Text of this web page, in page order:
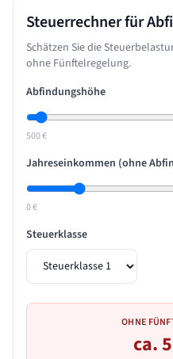
Steuerrechner für
Schätzen Sie die
ohne Fünftelregelung.
Abfindungshöhe
500 €
Jahreseinkommen (ohne
0 €
Steuerklasse
OHNE
ca.